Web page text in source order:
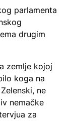
parlamenta
drugim
zemlje kojoj
koga na
ne
nemačke
za